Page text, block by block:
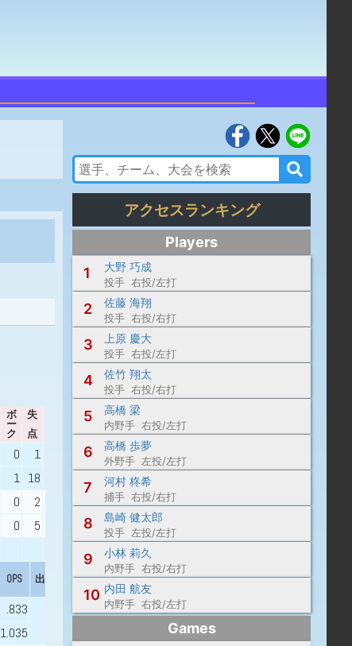
ボ
ー
ク
失
点
WHIP 出身校
0 1
0.64
1 18
0 2
2.14
0 5
1.73
OPS 出身校
.833
1.035
アクセスランキング
Players
1
大野 巧成
投手 右投/左打
2 佐藤 海翔
投手 右投/右打
3 上原 慶大
投手 右投/左打
4 佐竹 翔太
投手 右投/右打
5 高橋 梁
内野手 右投/左打
6 高橋 歩夢
外野手 左投/左打
7 河村 柊希
捕手 右投/右打
8 島崎 健太郎
投手 左投/左打
9 小林 莉久
内野手 右投/右打
10 内田 航友
内野手 右投/左打
Games